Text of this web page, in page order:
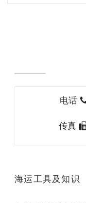
电话
传真
海运工具及知识